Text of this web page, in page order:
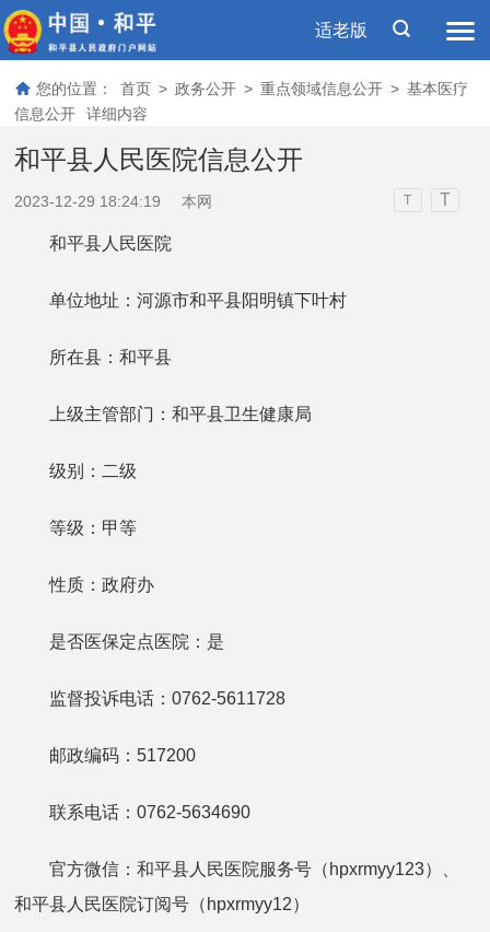
适老版
您的位置： 首页 > 政务公开 > 重点领域信息公开 > 基本医疗
信息公开
详细内容
和平县人民医院信息公开
2023-12-29 18:24:19 本网 T T
和平县人民医院
单位地址：河源市和平县阳明镇下叶村
所在县：和平县
上级主管部门：和平县卫生健康局
级别：二级
等级：甲等
性质：政府办
是否医保定点医院：是
监督投诉电话：0762-5611728
邮政编码：517200
联系电话：0762-5634690
官方微信：和平县人民医院服务号（hpxrmyy123）、
和平县人民医院订阅号（hpxrmyy12）